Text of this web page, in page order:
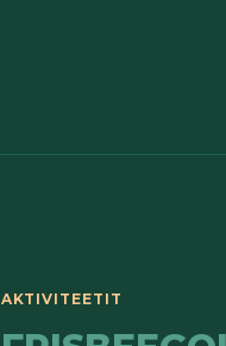
AKTIVITEETIT